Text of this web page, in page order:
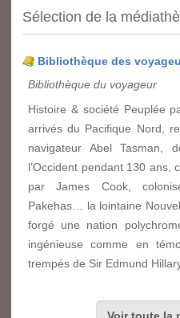
Sélection de la
Bibliothèque des
Bibliothèque du voyageur
Histoire & société Peuplée
arrivés du Pacifique Nord,
navigateur Abel Tasman,
l’Occident pendant 130 ans,
par James Cook,
Pakehas… la lointaine
forgé une nation
ingénieuse comme en
trempés de Sir Edmund
Voir toute la